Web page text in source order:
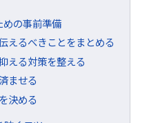
めの事前準備
えるべきことをまとめる
える対策を整える
ませる
決める